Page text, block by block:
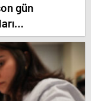
gün